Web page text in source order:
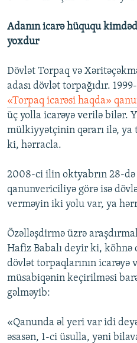
Adanın icarə hüququ
yoxdur
Dövlət Torpaq və
adası dövlət torpağıdır.
«Torpaq icarəsi haqda»
üç yolla icarəyə verilə bilər.
mülkiyyətçinin qərarı ilə, ya
ki, hərracla.
2008-ci ilin oktyabrın 28-
qanunvericiliyə görə isə
verməyin iki yolu var, ya
Özəlləşdirmə üzrə
Hafiz Babalı deyir ki, köhnə
dövlət torpaqlarının icarəyə
müsabiqənin keçirilməsi
gəlməyib:
«Qanunda əl yeri var idi
əsasən, 1-ci üsulla, yəni